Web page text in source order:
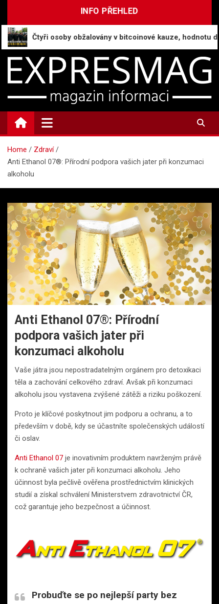
content
INFO PŘEHLED
Čtyři osoby obžalovány v bitcoinové kauze, hodnotu daru
ExpresMag.cz
Informační magazín
Home
Zdraví
Anti Ethanol 07®: Přírodní podpora vašich jater při konzumaci
alkoholu
Anti Ethanol 07®: Přírodní
podpora vašich jater při
konzumaci alkoholu
Vaše játra jsou nepostradatelným orgánem pro detoxikaci
těla a zachování celkového zdraví. Avšak při konzumaci
alkoholu jsou vystavena zvýšené zátěži a riziku poškození.
Proto je klíčové poskytnout jim podporu a ochranu, a to
především v době, kdy se účastníte společenských událostí
či oslav.
Anti Ethanol 07 je inovativním produktem navrženým právě
k ochraně vašich jater při konzumaci alkoholu. Jeho
účinnost byla pečlivě ověřena prostřednictvím klinických
studií a získal schválení Ministerstvem zdravotnictví ČR,
což garantuje jeho bezpečnost a účinnost.
Probuďte se po nejlepší party bez